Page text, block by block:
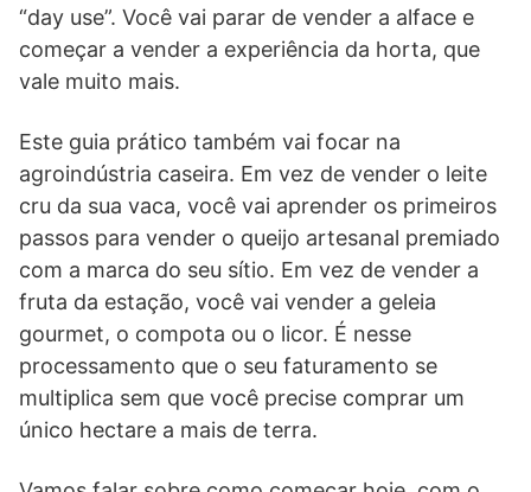
“day use”. Você vai parar de vender a alface e
começar a vender a experiência da horta, que
vale muito mais.
Este guia prático também vai focar na
agroindústria caseira. Em vez de vender o leite
cru da sua vaca, você vai aprender os primeiros
passos para vender o queijo artesanal premiado
com a marca do seu sítio. Em vez de vender a
fruta da estação, você vai vender a geleia
gourmet, o compota ou o licor. É nesse
processamento que o seu faturamento se
multiplica sem que você precise comprar um
único hectare a mais de terra.